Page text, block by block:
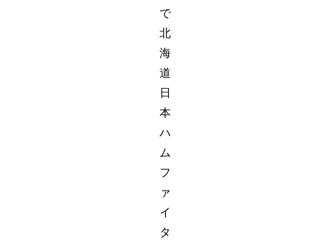
で
北
海
道
日
本
ハ
ム
フ
ァ
イ
タ